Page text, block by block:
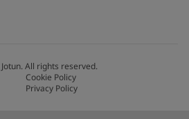
Jotun. All rights reserved.
Cookie Policy
Privacy Policy